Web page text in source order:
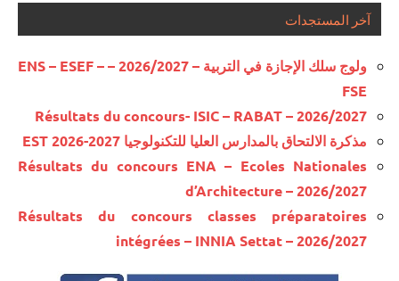
آخر المستجدات
ولوج سلك الإجازة في التربية – 2026/2027 – ENS – ESEF –
FSE
Résultats du concours- ISIC – RABAT – 2026/2027
مذكرة الالتحاق بالمدارس العليا للتكنولوجيا EST 2026-2027
Résultats du concours ENA – Ecoles Nationales
d’Architecture – 2026/2027
Résultats du concours classes préparatoires
intégrées – INNIA Settat – 2026/2027